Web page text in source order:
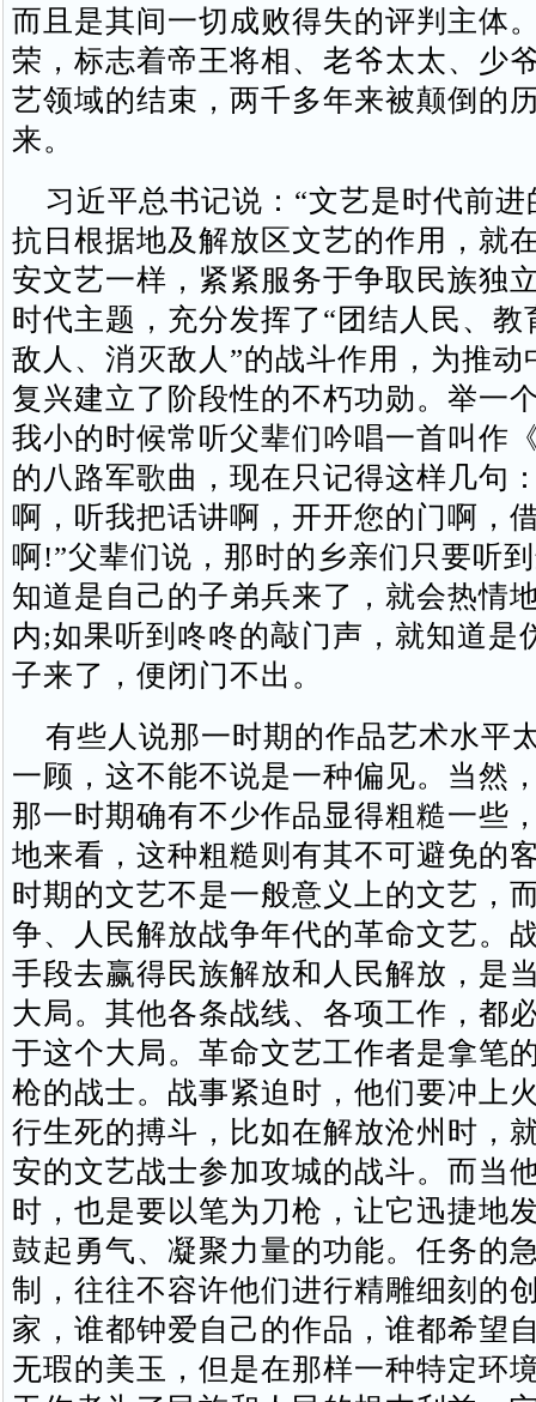
而且是其间一切成败得失的评判主体
荣，标志着帝王将相、老爷太太、少
艺领域的结束，两千多年来被颠倒的
来。
习近平总书记说：“文艺是时代前进
抗日根据地及解放区文艺的作用，就
安文艺一样，紧紧服务于争取民族独
时代主题，充分发挥了“团结人民、教
敌人、消灭敌人”的战斗作用，为推动
复兴建立了阶段性的不朽功勋。举一
我小的时候常听父辈们吟唱一首叫作
的八路军歌曲，现在只记得这样几句
啊，听我把话讲啊，开开您的门啊，
啊!”父辈们说，那时的乡亲们只要听
知道是自己的子弟兵来了，就会热情
内;如果听到咚咚的敲门声，就知道是
子来了，便闭门不出。
有些人说那一时期的作品艺术水平
一顾，这不能不说是一种偏见。当然
那一时期确有不少作品显得粗糙一些
地来看，这种粗糙则有其不可避免的
时期的文艺不是一般意义上的文艺，
争、人民解放战争年代的革命文艺。
手段去赢得民族解放和人民解放，是
大局。其他各条战线、各项工作，都
于这个大局。革命文艺工作者是拿笔
枪的战士。战事紧迫时，他们要冲上
行生死的搏斗，比如在解放沧州时，
安的文艺战士参加攻城的战斗。而当
时，也是要以笔为刀枪，让它迅捷地
鼓起勇气、凝聚力量的功能。任务的
制，往往不容许他们进行精雕细刻的
家，谁都钟爱自己的作品，谁都希望
无瑕的美玉，但是在那样一种特定环